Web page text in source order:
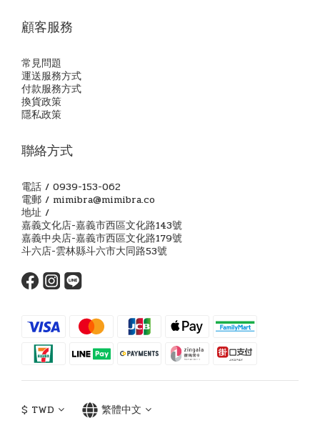
顧客服務
常見問題
運送服務方式
付款服務方式
換貨政策
隱私政策
聯絡方式
電話 / 0939-153-062
電郵 / mimibra@mimibra.co
地址 /
嘉義文化店-嘉義市西區文化路143號
嘉義中央店-嘉義市西區文化路179號
斗六店-雲林縣斗六市大同路53號
$ TWD 繁體中文